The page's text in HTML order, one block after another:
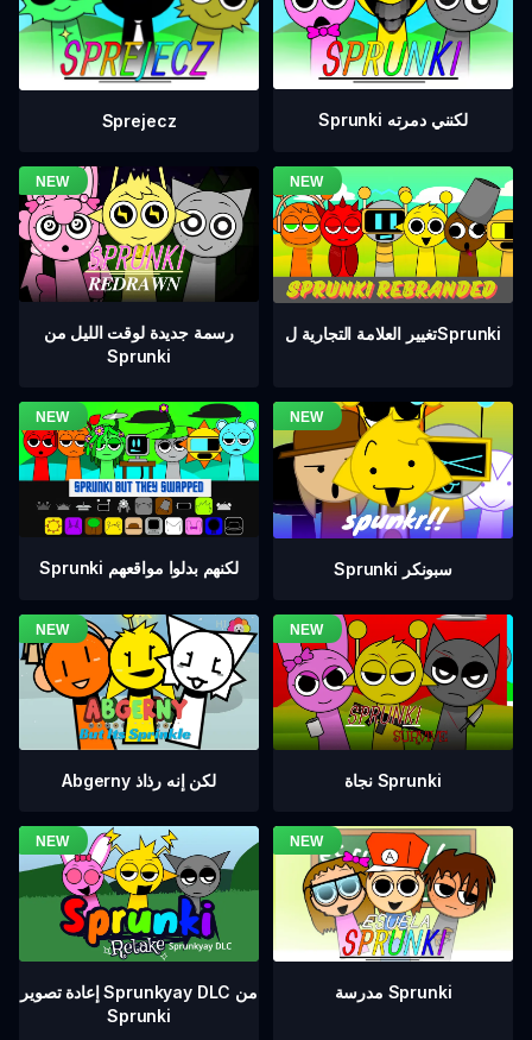
Sprejecz Sprunki لكنني دمرته
رسمة جديدة لوقت الليل من
Sprunki
تغيير العلامة التجارية لSprunki
Sprunki لكنهم بدلوا مواقعهم Sprunki سبونكر
Abgerny لكن إنه رذاذ نجاة Sprunki
إعادة تصوير Sprunkyay DLC من
Sprunki
مدرسة Sprunki